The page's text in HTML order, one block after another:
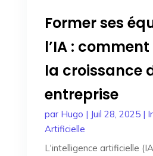
Former ses
l’IA :
la croissance
entreprise
par Hugo | Juil 28, 2025|
Artificielle
L'intelligence artificielle